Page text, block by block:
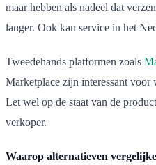
maar hebben als nadeel dat
langer. Ook kan service in het
Tweedehands platformen zoals
Marketplace zijn interessant voor
Let wel op de staat van de
verkoper.
Waarop alternatieven